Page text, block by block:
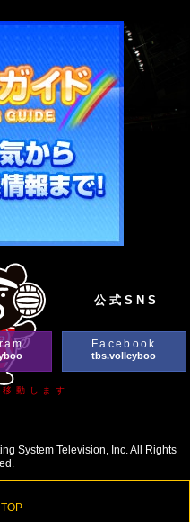
公式SNS
Facebook
tbs.volleyboo
動します
System Television, Inc. All Rights